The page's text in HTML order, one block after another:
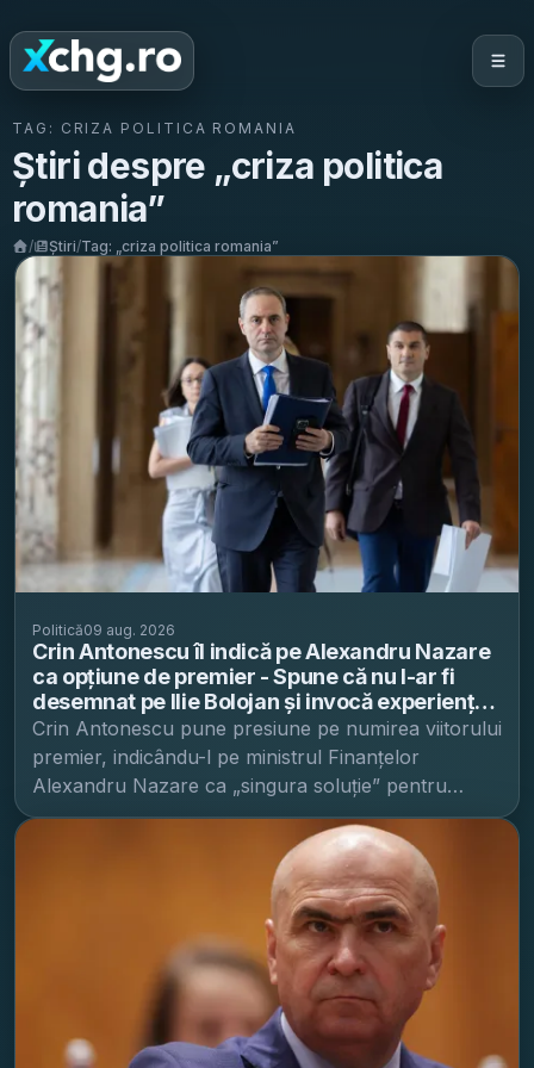
TAG: CRIZA POLITICA ROMANIA
Știri despre „criza politica
romania”
/ Știri/Tag: „criza politica romania”
Politică09 aug. 2026
Crin Antonescu îl indică pe Alexandru Nazare
ca opțiune de premier - Spune că nu l-ar fi
desemnat pe Ilie Bolojan și invocă experiența
lui Nazare la Finanțe și în relația cu UE
Crin Antonescu pune presiune pe numirea viitorului
premier, indicându-l pe ministrul Finanțelor
Alexandru Nazare ca „singura soluție” pentru
ieșirea din actuala criză politică, potrivit Mediafax .
Declarația a fost făcută sâmbătă seară, la Antena 3
CNN, unde Antonescu a fost întrebat dacă l-ar fi
numit pe Ilie Bolojan prim-ministru în cazul în care
ar fi ajuns președinte. Răspunsul său a fost „Nu”,
iar fostul lider liberal a susținut că a fost singurul
dintre candidații aflați „la vârf” care nu a spus
niciodată că îl va pune pe Bolojan premier. În
același context, Antonescu a afirmat că Ilie Bolojan